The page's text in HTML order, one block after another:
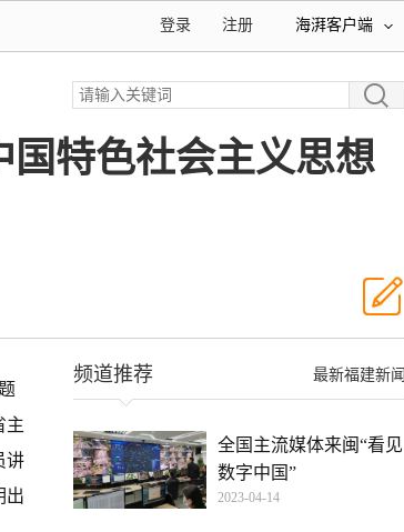
海湃客户端
注册
登录
特色社会主义思想
主
讲
出
最新福建新闻
频道推荐
全国主流媒体来闽“看见
数字中国”
2023-04-14